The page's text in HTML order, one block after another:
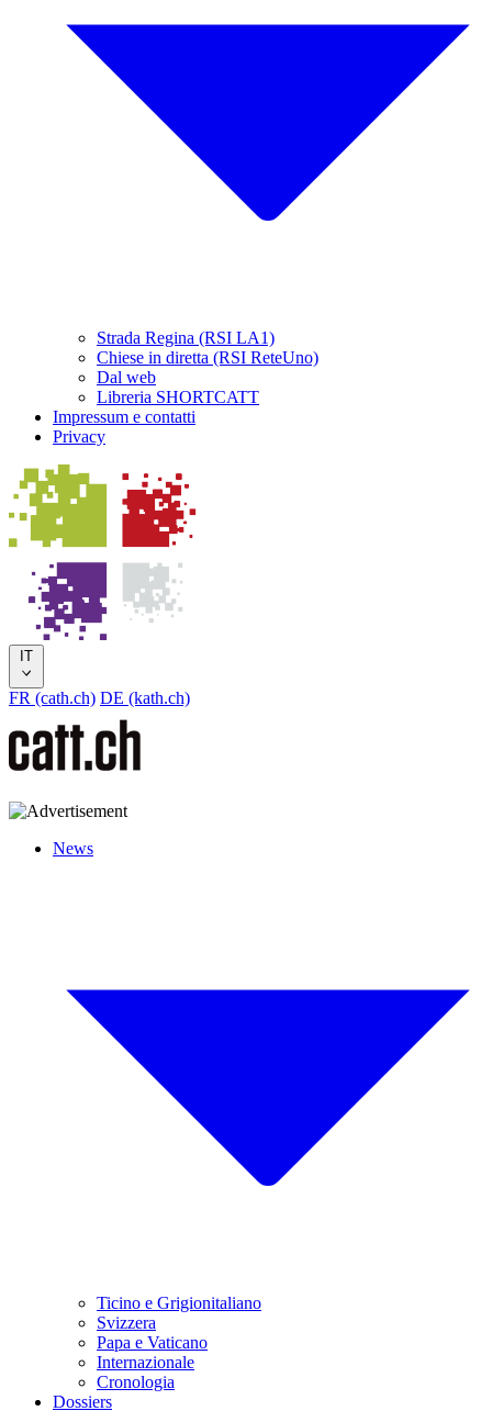
Strada Regina (RSI LA1)
Chiese in diretta (RSI ReteUno)
Dal web
Libreria SHORTCATT
Impressum e contatti
Privacy
IT
FR (cath.ch) DE (kath.ch)
News
Ticino e Grigionitaliano
Svizzera
Papa e Vaticano
Internazionale
Cronologia
Dossiers